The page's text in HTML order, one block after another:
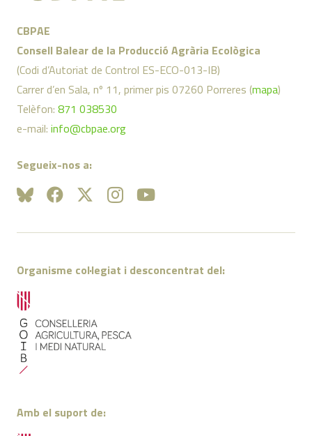
CBPAE
Consell Balear de la Producció Agrària Ecològica
(Codi d’Autoriat de Control ES-ECO-013-IB)
Carrer d’en Sala, nº 11, primer pis 07260 Porreres (mapa)
Telèfon: 871 038530
e-mail: info@cbpae.org
Segueix-nos a:
Organisme col·legiat i desconcentrat del:
Amb el suport de: